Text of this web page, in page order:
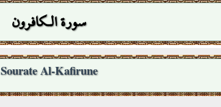
سورة الـكافرون
Sourate Al-Kafirune